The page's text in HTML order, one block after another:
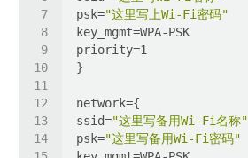
psk="这里写上Wi-Fi密码"
ssid="这里写备用Wi-Fi名称"
psk="这里写备用Wi-Fi密码"